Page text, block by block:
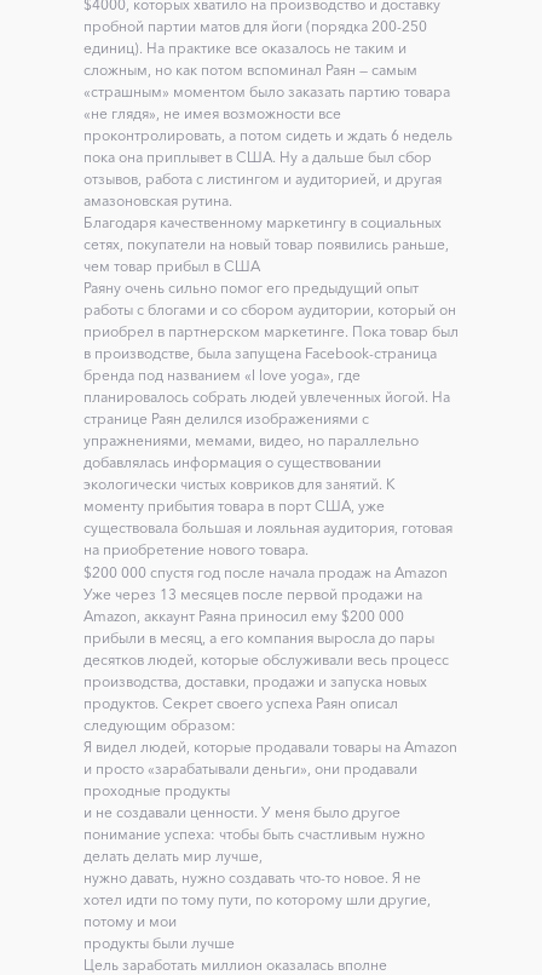
$4000, которых хватило на производство и доставку
пробной партии матов для йоги (порядка 200-250
единиц). На практике все оказалось не таким и
сложным, но как потом вспоминал Раян — самым
«страшным» моментом было заказать партию товара
«не глядя», не имея возможности все
проконтролировать, а потом сидеть и ждать 6 недель
пока она приплывет в США. Ну а дальше был сбор
отзывов, работа с листингом и аудиторией, и другая
амазоновская рутина.
Благодаря качественному маркетингу в социальных
сетях, покупатели на новый товар появились раньше,
чем товар прибыл в США
Раяну очень сильно помог его предыдущий опыт
работы с блогами и со сбором аудитории, который он
приобрел в партнерском маркетинге. Пока товар был
в производстве, была запущена Facebook-страница
бренда под названием «I love yoga», где
планировалось собрать людей увлеченных йогой. На
странице Раян делился изображениями с
упражнениями, мемами, видео, но параллельно
добавлялась информация о существовании
экологически чистых ковриков для занятий. К
моменту прибытия товара в порт США, уже
существовала большая и лояльная аудитория, готовая
на приобретение нового товара.
$200 000 спустя год после начала продаж на Amazon
Уже через 13 месяцев после первой продажи на
Amazon, аккаунт Раяна приносил ему $200 000
прибыли в месяц, а его компания выросла до пары
десятков людей, которые обслуживали весь процесс
производства, доставки, продажи и запуска новых
продуктов. Секрет своего успеха Раян описал
следующим образом:
Я видел людей, которые продавали товары на Amazon
и просто «зарабатывали деньги», они продавали
проходные продукты
и не создавали ценности. У меня было другое
понимание успеха: чтобы быть счастливым нужно
делать делать мир лучше,
нужно давать, нужно создавать что-то новое. Я не
хотел идти по тому пути, по которому шли другие,
потому и мои
продукты были лучше
Цель заработать миллион оказалась вполне